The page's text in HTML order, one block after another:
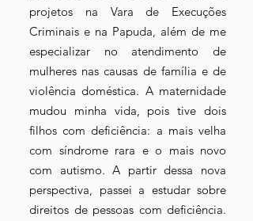
projetos na Vara de Execuções
Criminais e na Papuda, além de me
especializar no atendimento de
mulheres nas causas de família e de
violência doméstica. A maternidade
mudou minha vida, pois tive dois
filhos com deficiência: a mais velha
com síndrome rara e o mais novo
com autismo. A partir dessa nova
perspectiva, passei a estudar sobre
direitos de pessoas com deficiência.